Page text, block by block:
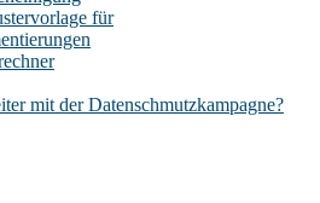
für
mit der Datenschmutzkampagne?